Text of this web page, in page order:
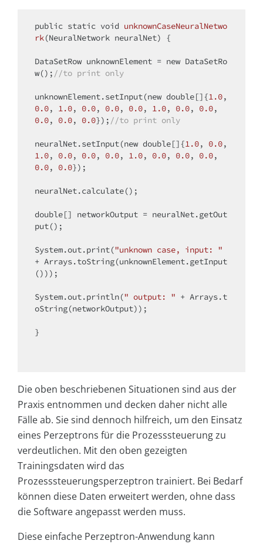
public static void unknownCaseNeuralNetwo
rk(NeuralNetwork neuralNet) {
DataSetRow unknownElement = new DataSetRo
w(); //to print only
unknownElement.setInput(new double[]{1.0
0.0, 1.0, 0.0, 0.0, 0.0, 1.0, 0.0, 0.0
0.0, 0.0, 0.0}); //to print only
neuralNet.setInput(new double[]{1.0, 0.0
1.0, 0.0, 0.0, 0.0, 1.0, 0.0, 0.0, 0.0
0.0, 0.0});
neuralNet.calculate();
double[] networkOutput = neuralNet.getOut
put();
System.out.print("unknown case, input: "
+ Arrays.toString(unknownElement.getInput
()));
System.out.println(" output: " + Arrays.t
oString(networkOutput));
}
Die oben beschriebenen Situationen sind aus der
Praxis entnommen und decken daher nicht alle
Fälle ab. Sie sind dennoch hilfreich, um den Einsatz
eines Perzeptrons für die Prozesssteuerung zu
verdeutlichen. Mit den oben gezeigten
Trainingsdaten wird das
Prozesssteuerungsperzeptron trainiert. Bei Bedarf
können diese Daten erweitert werden, ohne dass
die Software angepasst werden muss.
Diese einfache Perzeptron-Anwendung kann